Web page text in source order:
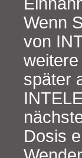
Wenn
von
später
Dosis